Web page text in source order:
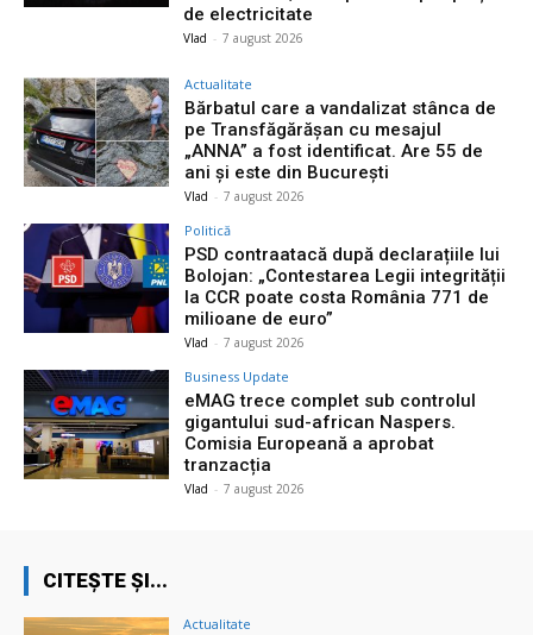
de electricitate
Vlad - 7 august 2026
Actualitate
Bărbatul care a vandalizat stânca de
pe Transfăgărășan cu mesajul
„ANNA” a fost identificat. Are 55 de
ani și este din București
Vlad - 7 august 2026
Politică
PSD contraatacă după declarațiile lui
Bolojan: „Contestarea Legii integrității
la CCR poate costa România 771 de
milioane de euro”
Vlad - 7 august 2026
Business Update
eMAG trece complet sub controlul
gigantului sud-african Naspers.
Comisia Europeană a aprobat
tranzacția
Vlad - 7 august 2026
CITEȘTE ȘI...
Actualitate